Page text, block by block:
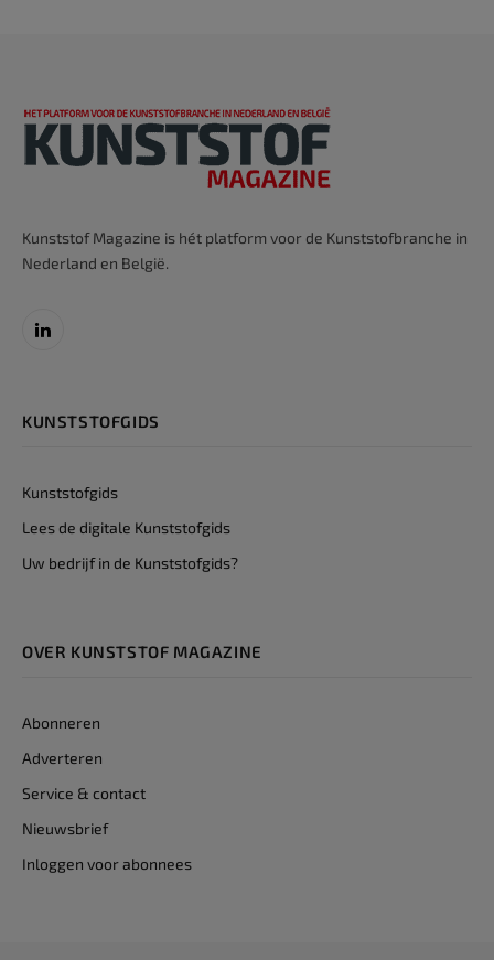
Kunststof Magazine is hét platform voor de Kunststofbranche in
Nederland en België.
LinkedIn
KUNSTSTOFGIDS
Kunststofgids
Lees de digitale Kunststofgids
Uw bedrijf in de Kunststofgids?
OVER KUNSTSTOF MAGAZINE
Abonneren
Adverteren
Service & contact
Nieuwsbrief
Inloggen voor abonnees